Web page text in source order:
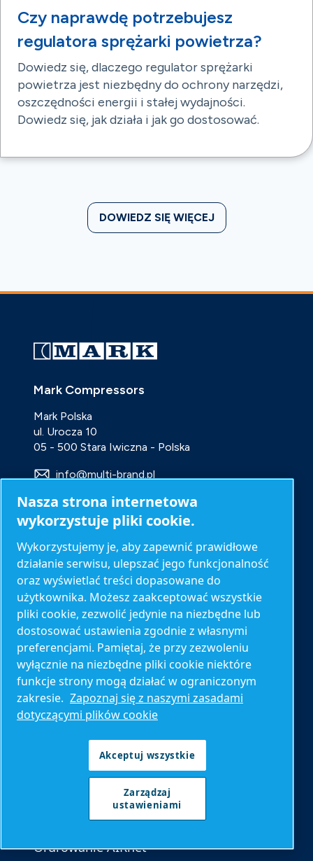
Czy naprawdę potrzebujesz
regulatora sprężarki powietrza?
Dowiedz się, dlaczego regulator sprężarki
powietrza jest niezbędny do ochrony narzędzi,
oszczędności energii i stałej wydajności.
Dowiedz się, jak działa i jak go dostosować.
DOWIEDZ SIĘ WIĘCEJ
Mark Compressors
Mark Polska
ul. Urocza 10
05 - 500 Stara Iwiczna - Polska
info@multi-brand.pl
+48 22 720 65 90
Produkty
Sprężarki śrubowe
Sprężarki tłokowe
Sprężarki bezolejowe
Uzdatnianie powietrza
Doprężacze powietrza i azotu
Sterowniki i zdalny monitoring
Części i serwis
Części zamienne
Plany serwisowe
optymalizacja
Orurowanie AIRnet
Nasza strona internetowa
wykorzystuje pliki cookie.
Wykorzystujemy je, aby zapewnić prawidłowe
działanie serwisu, ulepszać jego funkcjonalność
oraz wyświetlać treści dopasowane do
użytkownika. Możesz zaakceptować wszystkie
pliki cookie, zezwolić jedynie na niezbędne lub
dostosować ustawienia zgodnie z własnymi
preferencjami. Pamiętaj, że przy zezwoleniu
wyłącznie na niezbędne pliki cookie niektóre
funkcje strony mogą działać w ograniczonym
zakresie. Zapoznaj się z naszymi zasadami
dotyczącymi plików cookie
Akceptuj wszystkie
Zarządzaj
ustawieniami